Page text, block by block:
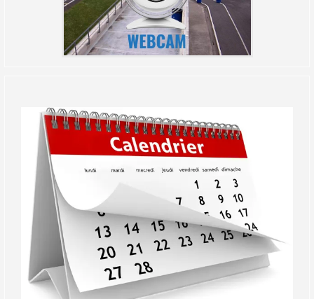
(Réservé aux licenciés d'Angerville)
Droit de piste annuel autre club : voir avec le RKO
sur le circuit